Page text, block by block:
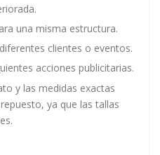
una misma estructura.
clientes o eventos.
acciones publicitarias.
y las medidas exactas
ya que las tallas